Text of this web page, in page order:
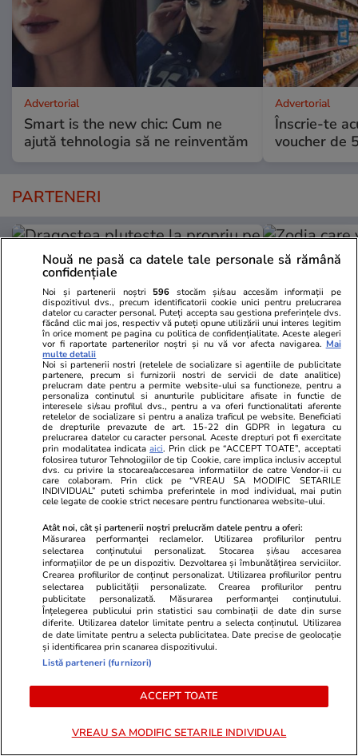
Advertorial
Smart is the new chic: Cum ne
ajută tehnologia să ne reinventăm
Advertorial
Înscrie-te
voucher de
PARTENERI
Wowbiz.ro
Dragostea plutește la propriu pe
litoral! Doi îndrăgostiți au
transformat marea într-o scenă
de film romantic. Turiștii prezenți
s-au uitat de două ori
Redactia.ro
Zodia care
minune în
curgă
POLITIC
Politică 25 iul.
Mutarea prin care AUR, S.O.S. și
POT au făcut front comun în
opoziție împotriva legii care
permite Armatei să doboare
dronele neautorizate. CCR a
tranșat definitiv disputa
Nouă ne pasă ca datele tale personale să rămână
confidențiale
Noi și partenerii noștri 596 stocăm și/sau accesăm informații pe
dispozitivul dvs., precum identificatorii cookie unici pentru prelucrarea
datelor cu caracter personal. Puteți accepta sau gestiona preferințele dvs.
făcând clic mai jos, respectiv vă puteți opune utilizării unui interes legitim
în orice moment pe pagina cu politica de confidențialitate. Aceste alegeri
vor fi raportate partenerilor noștri și nu vă vor afecta navigarea. Mai
multe detalii
Noi si partenerii nostri (retelele de socializare si agentiile de publicitate
partenere, precum si furnizorii nostri de servicii de date analitice)
prelucram date pentru a permite website-ului sa functioneze, pentru a
personaliza continutul si anunturile publicitare afisate in functie de
interesele si/sau profilul dvs., pentru a va oferi functionalitati aferente
retelelor de socializare si pentru a analiza traficul pe website. Beneficiati
de drepturile prevazute de art. 15-22 din GDPR in legatura cu
prelucrarea datelor cu caracter personal. Aceste drepturi pot fi exercitate
prin modalitatea indicataaici. Prin click pe “ACCEPT TOATE”, acceptati
folosirea tuturor Tehnologiilor de tip Cookie, care implica inclusiv acceptul
dvs. cu privire la stocarea/accesarea informatiilor de catre Vendor-ii cu
care colaboram. Prin click pe “VREAU SA MODIFIC SETARILE
INDIVIDUAL” puteti schimba preferintele in mod individual, mai putin
cele legate de cookie strict necesare pentru functionarea website-ului.
Atât noi, cât și partenerii noștri prelucrăm datele pentru a oferi:
Măsurarea performanței reclamelor. Utilizarea profilurilor pentru
selectarea conținutului personalizat. Stocarea și/sau accesarea
informațiilor de pe un dispozitiv. Dezvoltarea și îmbunătățirea serviciilor.
Crearea profilurilor de conținut personalizat. Utilizarea profilurilor pentru
selectarea publicității personalizate. Crearea profilurilor pentru
publicitate personalizată. Măsurarea performanței conținutului.
Înțelegerea publicului prin statistici sau combinații de date din surse
diferite. Utilizarea datelor limitate pentru a selecta conținutul. Utilizarea
de date limitate pentru a selecta publicitatea. Date precise de geolocație
și identificarea prin scanarea dispozitivului.
Listă parteneri (furnizori)
ACCEPT TOATE
VREAU SA MODIFIC SETARILE INDIVIDUAL